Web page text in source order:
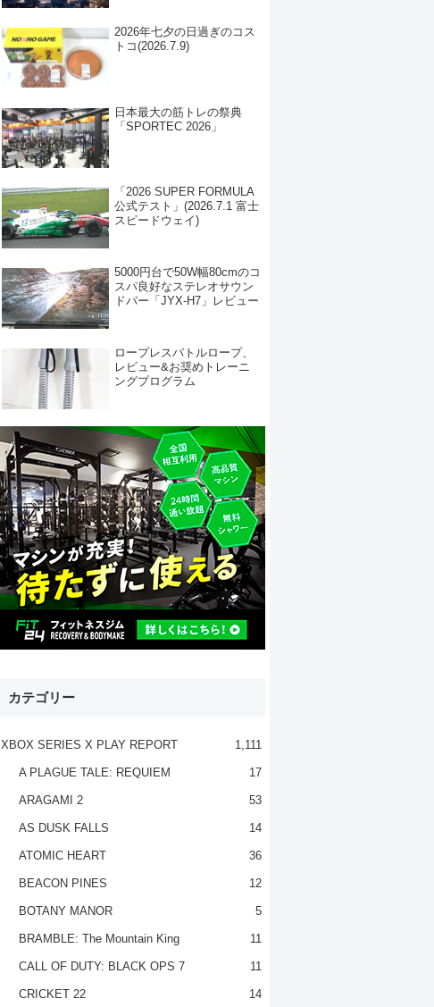
2026年七夕の日過ぎのコス
トコ(2026.7.9)
日本最大の筋トレの祭典
「SPORTEC 2026」
「2026 SUPER FORMULA
公式テスト」(2026.7.1 富士
スピードウェイ)
5000円台で50W幅80cmのコ
スパ良好なステレオサウン
ドバー「JYX-H7」レビュー
ロープレスバトルロープ、
レビュー&お奨めトレーニ
ングプログラム
カテゴリー
XBOX SERIES X PLAY REPORT 1,111
A PLAGUE TALE: REQUIEM 17
ARAGAMI 2 53
AS DUSK FALLS 14
ATOMIC HEART 36
BEACON PINES 12
BOTANY MANOR 5
BRAMBLE: The Mountain King 11
CALL OF DUTY: BLACK OPS 7 11
CRICKET 22 14